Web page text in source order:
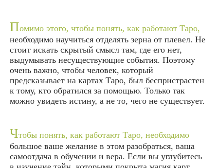
Помимо этого, чтобы понять, как работают Таро,
необходимо научиться отделять зерна от плевел. Не
стоит искать скрытый смысл там, где его нет,
выдумывать несуществующие события. Поэтому
очень важно, чтобы человек, который
предсказывает на картах Таро, был беспристрастен
к тому, кто обратился за помощью. Только так
можно увидеть истину, а не то, чего не существует.
Чтобы понять, как работают Таро, необходимо
большое ваше желание в этом разобраться, ваша
самоотдача в обучении и вера. Если вы углубитесь